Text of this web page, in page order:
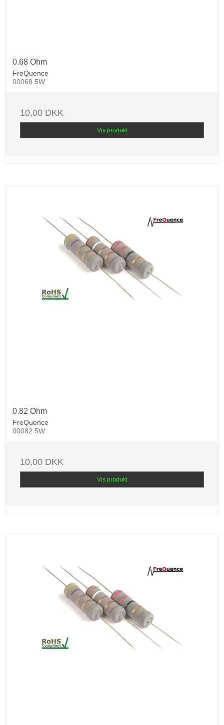
0.68 Ohm
FreQuence
00068 5W
10,00 DKK
Vis produkt
0.82 Ohm
FreQuence
00082 5W
10,00 DKK
Vis produkt